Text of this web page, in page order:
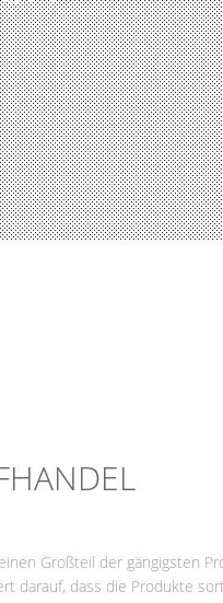
Großteil der gängigsten
darauf, dass die Produkte